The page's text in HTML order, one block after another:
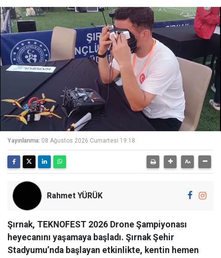
Yayınlanma: 08 Ağustos 2026 Cumartesi 19:18
Rahmet YÜRÜK
Şırnak, TEKNOFEST 2026 Drone Şampiyonası
heyecanını yaşamaya başladı. Şırnak Şehir
Stadyumu’nda başlayan etkinlikte, kentin hemen